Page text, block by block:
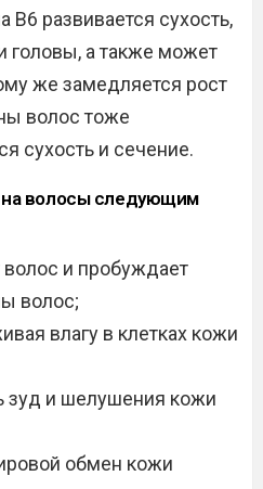
В6 развивается сухость,
а также может
же замедляется рост
волос тоже
сухость и сечение.
волосы следующим
волос и пробуждает
волос;
влагу в клетках кожи
зуд и шелушения кожи
обмен кожи